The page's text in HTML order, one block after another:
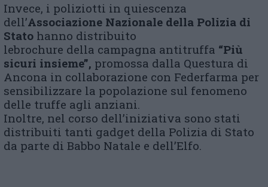
Invece, i poliziotti in quiescenza
dell’Associazione Nazionale della Polizia di
Stato hanno distribuito
lebrochure della campagna antitruffa “Più
sicuri insieme”, promossa dalla Questura di
Ancona in collaborazione con Federfarma per
sensibilizzare la popolazione sul fenomeno
delle truffe agli anziani.
Inoltre, nel corso dell’iniziativa sono stati
distribuiti tanti gadget della Polizia di Stato
da parte di Babbo Natale e dell’Elfo.